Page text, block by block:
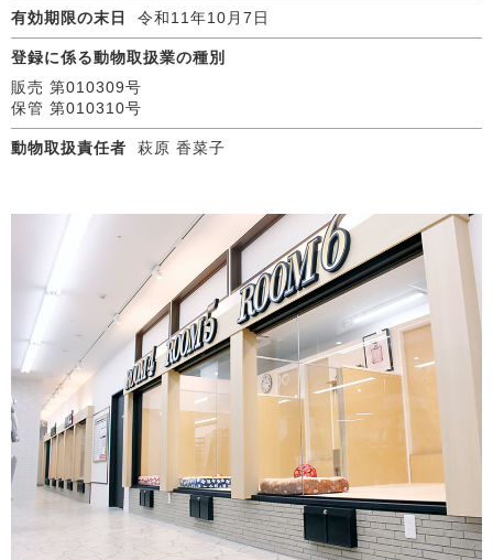
有効期限の末日 令和11年10月7日
登録に係る動物取扱業の種別
販売 第010309号
保管 第010310号
動物取扱責任者 萩原 香菜子